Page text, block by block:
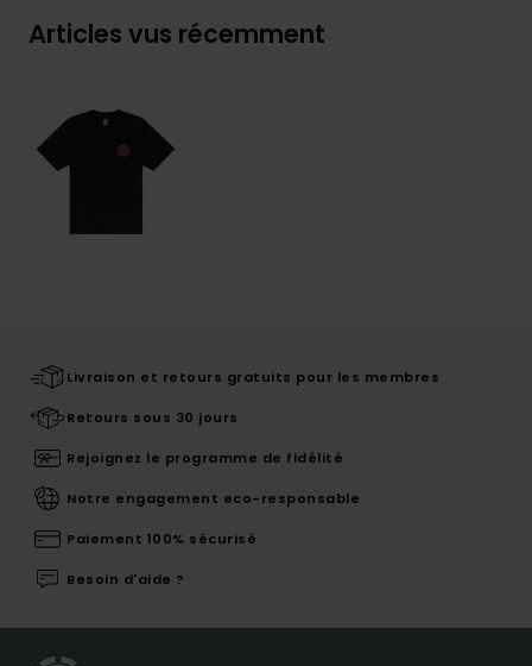
Articles vus récemment
Livraison et retours gratuits pour les membres
Retours sous 30 jours
Rejoignez le programme de fidélité
Notre engagement eco-responsable
Paiement 100% sécurisé
Besoin d'aide ?